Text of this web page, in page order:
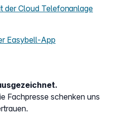
der Cloud Telefonanlage
Easybell-App
Fachpresse schenken uns